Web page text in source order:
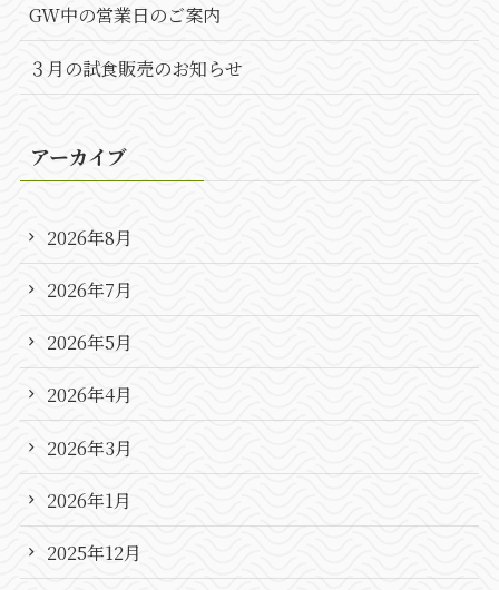
GW中の営業日のご案内
３月の試食販売のお知らせ
アーカイブ
2026年8月
2026年7月
2026年5月
2026年4月
2026年3月
2026年1月
2025年12月